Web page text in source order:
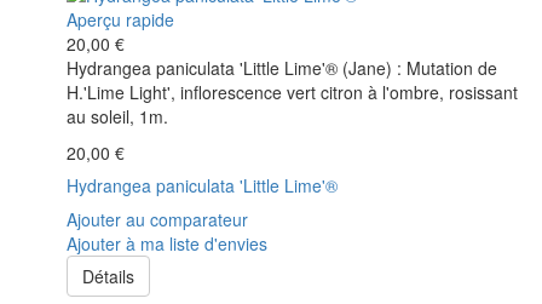
Aperçu rapide
20,00 €
Hydrangea paniculata 'Little Lime'® (Jane) : Mutation de
H.'Lime Light', inflorescence vert citron à l'ombre, rosissant
au soleil, 1m.
20,00 €
Hydrangea paniculata 'Little Lime'®
Ajouter au comparateur
Ajouter à ma liste d'envies
Détails